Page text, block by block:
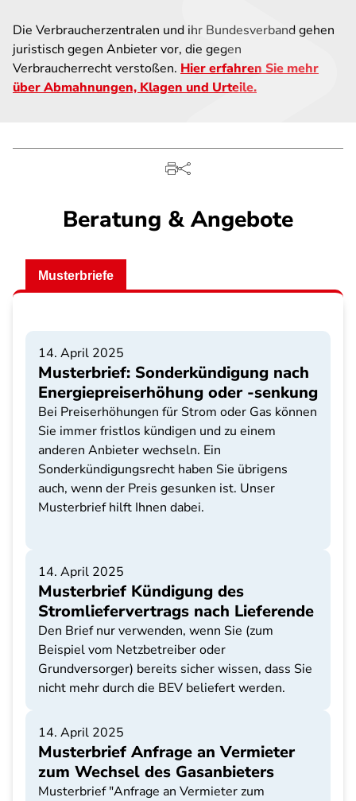
Die Verbraucherzentralen und ihr Bundesverband gehen
juristisch gegen Anbieter vor, die gegen
Verbraucherrecht verstoßen. Hier erfahren Sie mehr
über Abmahnungen, Klagen und Urteile.
Beratung & Angebote
Musterbriefe
14. April 2025
Musterbrief: Sonderkündigung nach
Energiepreiserhöhung oder -senkung
Bei Preiserhöhungen für Strom oder Gas können
Sie immer fristlos kündigen und zu einem
anderen Anbieter wechseln. Ein
Sonderkündigungsrecht haben Sie übrigens
auch, wenn der Preis gesunken ist. Unser
Musterbrief hilft Ihnen dabei.
14. April 2025
Musterbrief Kündigung des
Stromliefervertrags nach Lieferende
Den Brief nur verwenden, wenn Sie (zum
Beispiel vom Netzbetreiber oder
Grundversorger) bereits sicher wissen, dass Sie
nicht mehr durch die BEV beliefert werden.
14. April 2025
Musterbrief Anfrage an Vermieter
zum Wechsel des Gasanbieters
Musterbrief "Anfrage an Vermieter zum